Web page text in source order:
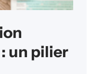
un pilier